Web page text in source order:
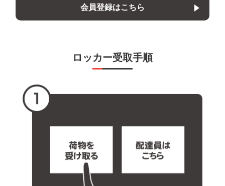
会員登録はこちら
ロッカー受取手順